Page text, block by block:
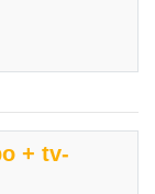
+ tv-